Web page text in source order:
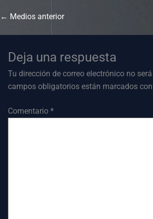
← Medios anterior
Deja una respuesta
Tu dirección de correo electrónico no
campos obligatorios están marcados con
Comentario *